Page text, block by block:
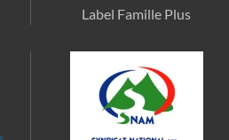
Label Famille Plus